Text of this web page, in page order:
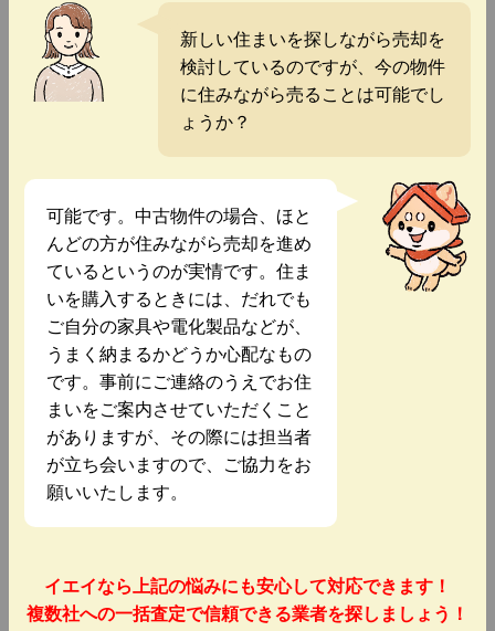
新しい住まいを探しながら売却を
検討しているのですが、今の物件
に住みながら売ることは可能でし
ょうか？
可能です。中古物件の場合、ほと
んどの方が住みながら売却を進め
ているというのが実情です。住ま
いを購入するときには、だれでも
ご自分の家具や電化製品などが、
うまく納まるかどうか心配なもの
です。事前にご連絡のうえでお住
まいをご案内させていただくこと
がありますが、その際には担当者
が立ち会いますので、ご協力をお
願いいたします。
イエイなら上記の悩みにも安心して対応できます！
複数社への一括査定で信頼できる業者を探しましょう！